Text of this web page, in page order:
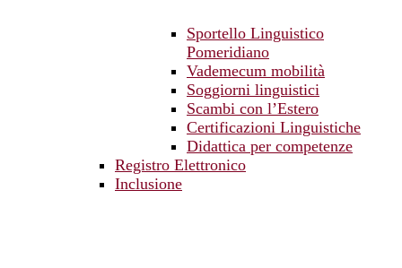
Sportello Linguistico
Pomeridiano
Vademecum mobilità
Soggiorni linguistici
Scambi con l’Estero
Certificazioni Linguistiche
Didattica per competenze
Registro Elettronico
Inclusione